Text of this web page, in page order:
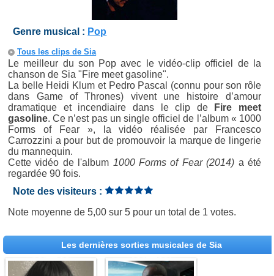
Genre musical : Pop
Tous les clips de Sia
Le meilleur du son Pop avec le vidéo-clip officiel de la
chanson de Sia "Fire meet gasoline".
La belle Heidi Klum et Pedro Pascal (connu pour son rôle
dans Game of Thrones) vivent une histoire d’amour
dramatique et incendiaire dans le clip de
Fire meet
gasoline. Ce n’est pas un single officiel de l’album « 1000
Forms of Fear », la vidéo réalisée par Francesco
Carrozzini a pour but de promouvoir la marque de lingerie
du mannequin.
Cette vidéo de l'album 1000 Forms of Fear (2014) a été
regardée 90 fois.
Note des visiteurs :
Note moyenne de5,00 sur5 pour un total de 1 votes.
Les dernières sorties musicales de Sia